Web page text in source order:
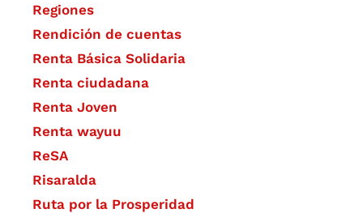
Regiones
Rendición de cuentas
Renta Básica Solidaria
Renta ciudadana
Renta Joven
Renta wayuu
ReSA
Risaralda
Ruta por la Prosperidad